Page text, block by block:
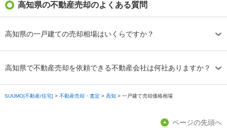
高知県の不動産売却のよくある質問
高知県の一戸建ての売却相場はいくらですか？
高知県で不動産売却を依頼できる不動産会社は何社ありますか？
SUUMO[不動産/住宅] > 不動産売却・査定 > 高知 > 一戸建て売却価格相場
ページの先頭へ